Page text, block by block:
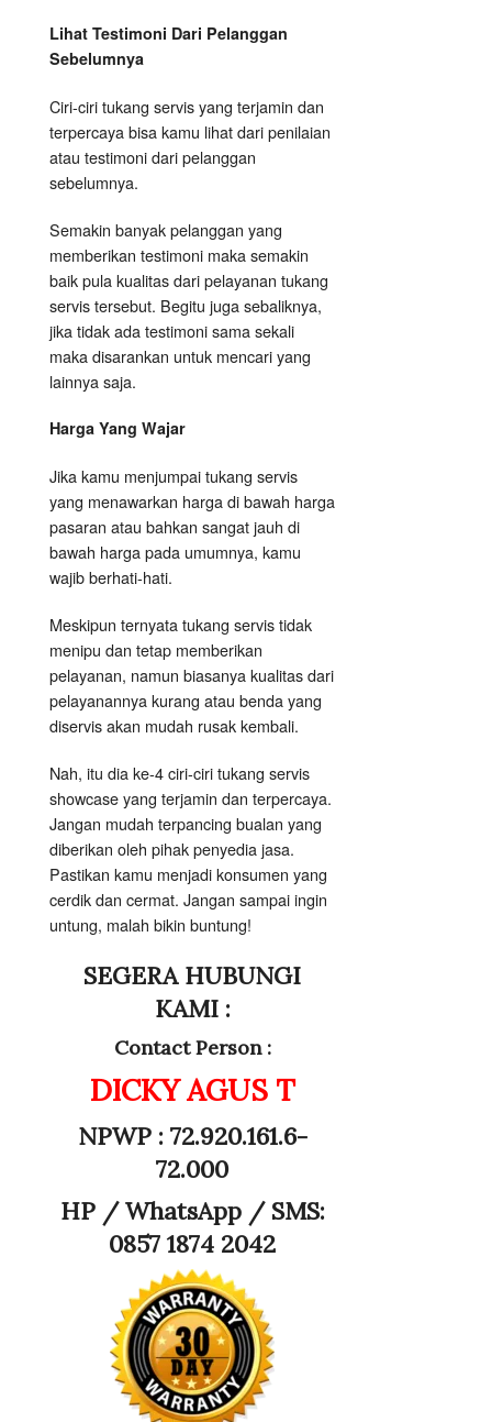
Lihat Testimoni Dari Pelanggan
Sebelumnya
Ciri-ciri tukang servis yang terjamin dan
terpercaya bisa kamu lihat dari penilaian
atau testimoni dari pelanggan
sebelumnya.
Semakin banyak pelanggan yang
memberikan testimoni maka semakin
baik pula kualitas dari pelayanan tukang
servis tersebut. Begitu juga sebaliknya,
jika tidak ada testimoni sama sekali
maka disarankan untuk mencari yang
lainnya saja.
Harga Yang Wajar
Jika kamu menjumpai tukang servis
yang menawarkan harga di bawah harga
pasaran atau bahkan sangat jauh di
bawah harga pada umumnya, kamu
wajib berhati-hati.
Meskipun ternyata tukang servis tidak
menipu dan tetap memberikan
pelayanan, namun biasanya kualitas dari
pelayanannya kurang atau benda yang
diservis akan mudah rusak kembali.
Nah, itu dia ke-4 ciri-ciri tukang servis
showcase yang terjamin dan terpercaya.
Jangan mudah terpancing bualan yang
diberikan oleh pihak penyedia jasa.
Pastikan kamu menjadi konsumen yang
cerdik dan cermat. Jangan sampai ingin
untung, malah bikin buntung!
SEGERA HUBUNGI
KAMI :
Contact Person :
DICKY AGUS T
NPWP : 72.920.161.6-
72.000
HP /WhatsApp / SMS:
0857 1874 2042